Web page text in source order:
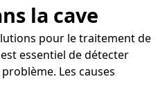
la cave
pour le traitement de
essentiel de détecter
Les causes